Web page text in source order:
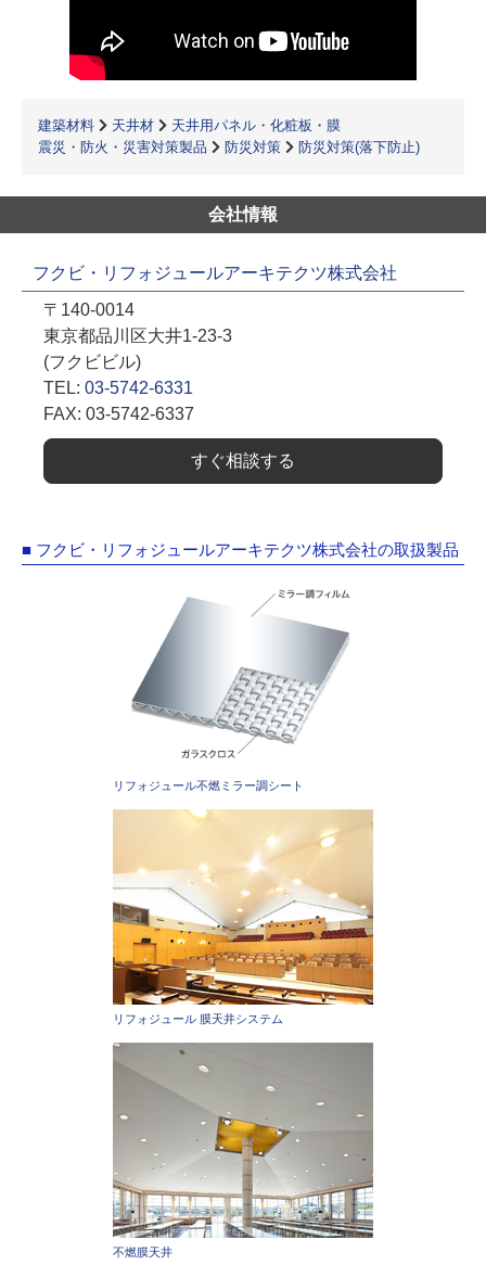
建築材料 天井材
天井用パネル・化粧板・膜
震災・防火・災害対策製品
防災対策 防災対策(落下防止)
会社情報
フクビ・リフォジュールアーキテクツ株式会社
〒140-0014
東京都品川区大井1-23-3
(フクビビル)
TEL: 03-5742-6331
FAX: 03-5742-6337
すぐ相談する
■ フクビ・リフォジュールアーキテクツ株式会社の取扱製品
リフォジュール不燃ミラー調シート
リフォジュール 膜天井システム
不燃膜天井